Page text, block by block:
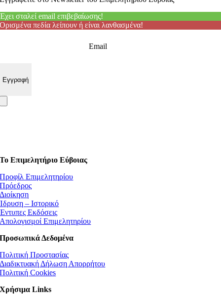
Έχει σταλεί email επιβεβαίωσης!
Ορισμένα πεδία λείπουν ή είναι λανθασμένα!
Email
Το Επιμελητήριο Εύβοιας
Προφίλ Επιμελητηρίου
Πρόεδρος
Διοίκηση
Ίδρυση – Ιστορικό
Έντυπες Εκδόσεις
Απολογισμοί Επιμελητηρίου
Προσωπικά Δεδομένα
Πολιτική Προστασίας
Διαδικτυακή Δήλωση Απορρήτου
Πολιτική Cookies
Χρήσιμα Links